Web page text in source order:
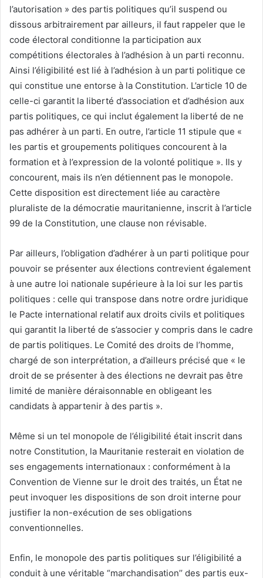
l’autorisation » des partis politiques qu’il suspend ou
dissous arbitrairement par ailleurs, il faut rappeler que le
code électoral conditionne la participation aux
compétitions électorales à l’adhésion à un parti reconnu.
Ainsi l’éligibilité est lié à l’adhésion à un parti politique ce
qui constitue une entorse à la Constitution. L’article 10 de
celle-ci garantit la liberté d’association et d’adhésion aux
partis politiques, ce qui inclut également la liberté de ne
pas adhérer à un parti. En outre, l’article 11 stipule que «
les partis et groupements politiques concourent à la
formation et à l’expression de la volonté politique ». Ils y
concourent, mais ils n’en détiennent pas le monopole.
Cette disposition est directement liée au caractère
pluraliste de la démocratie mauritanienne, inscrit à l’article
99 de la Constitution, une clause non révisable.
Par ailleurs, l’obligation d’adhérer à un parti politique pour
pouvoir se présenter aux élections contrevient également
à une autre loi nationale supérieure à la loi sur les partis
politiques : celle qui transpose dans notre ordre juridique
le Pacte international relatif aux droits civils et politiques
qui garantit la liberté de s’associer y compris dans le cadre
de partis politiques. Le Comité des droits de l’homme,
chargé de son interprétation, a d’ailleurs précisé que « le
droit de se présenter à des élections ne devrait pas être
limité de manière déraisonnable en obligeant les
candidats à appartenir à des partis ».
Même si un tel monopole de l’éligibilité était inscrit dans
notre Constitution, la Mauritanie resterait en violation de
ses engagements internationaux : conformément à la
Convention de Vienne sur le droit des traités, un État ne
peut invoquer les dispositions de son droit interne pour
justifier la non-exécution de ses obligations
conventionnelles.
Enfin, le monopole des partis politiques sur l’éligibilité a
conduit à une véritable “marchandisation’’ des partis eux-